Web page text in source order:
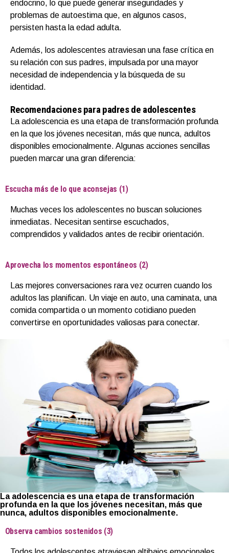
endocrino, lo que puede generar inseguridades y
problemas de autoestima que, en algunos casos,
persisten hasta la edad adulta.
Además, los adolescentes atraviesan una fase crítica en
su relación con sus padres, impulsada por una mayor
necesidad de independencia y la búsqueda de su
identidad.
Recomendaciones para padres de adolescentes
La adolescencia es una etapa de transformación profunda
en la que los jóvenes necesitan, más que nunca, adultos
disponibles emocionalmente. Algunas acciones sencillas
pueden marcar una gran diferencia:
Escucha más de lo que aconsejas (1)
Muchas veces los adolescentes no buscan soluciones
inmediatas. Necesitan sentirse escuchados,
comprendidos y validados antes de recibir orientación.
Aprovecha los momentos espontáneos (2)
Las mejores conversaciones rara vez ocurren cuando los
adultos las planifican. Un viaje en auto, una caminata, una
comida compartida o un momento cotidiano pueden
convertirse en oportunidades valiosas para conectar.
La adolescencia es una etapa de transformación
profunda en la que los jóvenes necesitan, más que
nunca, adultos disponibles emocionalmente.
⁠Observa cambios sostenidos (3)